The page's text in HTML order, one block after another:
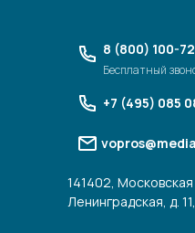
8 (800) 100-
Бесплатный
141402, Московская
Ленинградская, д.
+7 (495) 085